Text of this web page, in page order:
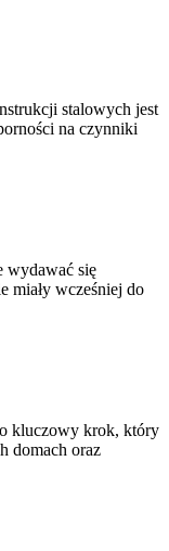
stalowych jest
na czynniki
wydawać się
miały wcześniej do
kluczowy krok, który
domach oraz